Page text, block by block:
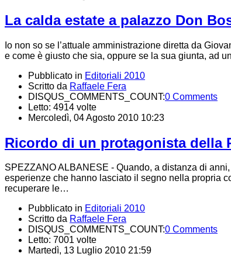
La calda estate a palazzo Don
Io non so se l’attuale amministrazione diretta da
e come è giusto che sia, oppure se la sua giunta, ad
Pubblicato in Editoriali 2010
Scritto da Raffaele Fera
DISQUS_COMMENTS_COUNT:0 Comments
Letto: 4914 volte
Mercoledì, 04 Agosto 2010 10:23
Ricordo di un protagonista della
SPEZZANO ALBANESE - Quando, a distanza di
esperienze che hanno lasciato il segno nella propria
recuperare le…
Pubblicato in Editoriali 2010
Scritto da Raffaele Fera
DISQUS_COMMENTS_COUNT:0 Comments
Letto: 7001 volte
Martedì, 13 Luglio 2010 21:59